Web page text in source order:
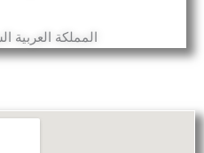
المملكة العربية